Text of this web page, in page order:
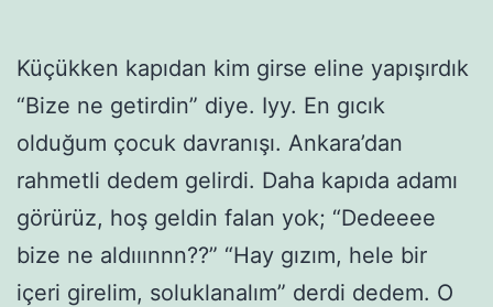
Küçükken kapıdan kim girse eline yapışırdık
“Bize ne getirdin” diye. Iyy. En gıcık
olduğum çocuk davranışı. Ankara’dan
rahmetli dedem gelirdi. Daha kapıda adamı
görürüz, hoş geldin falan yok; “Dedeeee
bize ne aldııınnn??” “Hay gızım, hele bir
içeri girelim, soluklanalım” derdi dedem. O